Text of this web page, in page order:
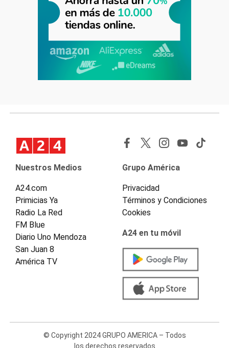
Nuestros Medios
A24.com
Primicias Ya
Radio La Red
FM Blue
Diario Uno Mendoza
San Juan 8
América TV
Grupo América
Privacidad
Términos y Condiciones
Cookies
A24 en tu móvil
© Copyright 2024 GRUPO AMERICA – Todos
los derechos reservados